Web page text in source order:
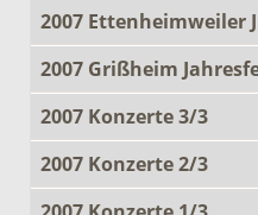
2007 Ettenheimweiler
2007 Grißheim
2007 Konzerte 3/3
2007 Konzerte 2/3